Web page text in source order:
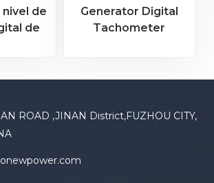
de
de
y
Generator Digital
Tachometer
Hour Counter for
ROAD ,JINAN District,FUZHOU CITY,